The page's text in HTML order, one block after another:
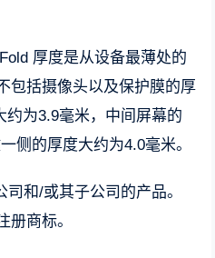
厚度是从设备最薄处的
包括摄像头以及保护膜的厚
约为3.9毫米，中间屏幕的
侧的厚度大约为4.0毫米。
和/或其子公司的产品。
册商标。